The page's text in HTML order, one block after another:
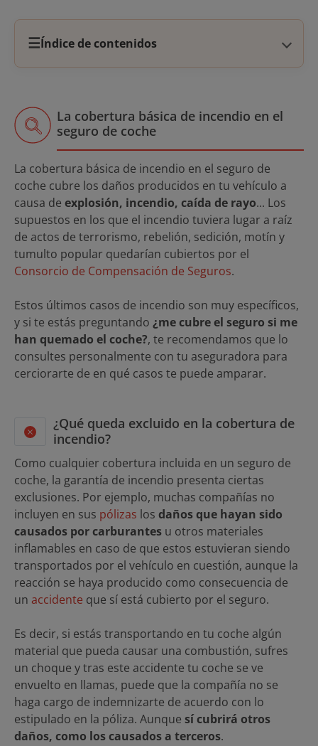
☰Índice de contenidos
La cobertura básica de incendio en el
seguro de coche
La cobertura básica de incendio en el seguro de
coche cubre los daños producidos en tu vehículo a
causa de explosión, incendio, caída de rayo... Los
supuestos en los que el incendio tuviera lugar a raíz
de actos de terrorismo, rebelión, sedición, motín y
tumulto popular quedarían cubiertos por el
Consorcio de Compensación de Seguros.
Estos últimos casos de incendio son muy específicos,
y si te estás preguntando ¿me cubre el seguro si me
han quemado el coche?, te recomendamos que lo
consultes personalmente con tu aseguradora para
cerciorarte de en qué casos te puede amparar.
¿Qué queda excluido en la cobertura de
incendio?
Como cualquier cobertura incluida en un seguro de
coche, la garantía de incendio presenta ciertas
exclusiones. Por ejemplo, muchas compañías no
incluyen en sus pólizas los daños que hayan sido
causados por carburantes u otros materiales
inflamables en caso de que estos estuvieran siendo
transportados por el vehículo en cuestión, aunque la
reacción se haya producido como consecuencia de
un accidente que sí está cubierto por el seguro.
Es decir, si estás transportando en tu coche algún
material que pueda causar una combustión, sufres
un choque y tras este accidente tu coche se ve
envuelto en llamas, puede que la compañía no se
haga cargo de indemnizarte de acuerdo con lo
estipulado en la póliza. Aunque sí cubrirá otros
daños, como los causados a terceros.